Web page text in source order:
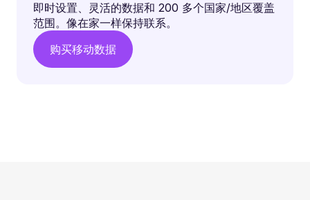
即时设置、灵活的数据和 200 多个国家/地区覆盖
范围。像在家一样保持联系。
购买移动数据